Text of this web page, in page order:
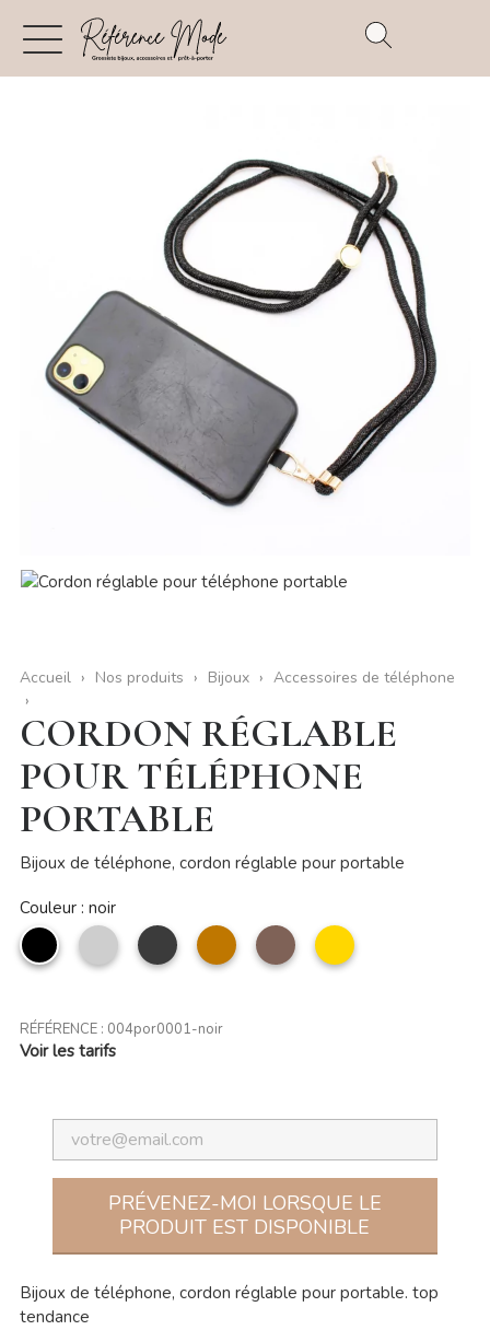
Accueil Nos produits Bijoux Accessoires de téléphone
CORDON RÉGLABLE
POUR TÉLÉPHONE
PORTABLE
Bijoux de téléphone, cordon réglable pour portable
Couleur : noir
noir Argent Anthracitecamel taupe Doré
RÉFÉRENCE : 004por0001-noir
Voir les tarifs
PRÉVENEZ-MOI LORSQUE LE
PRODUIT EST DISPONIBLE
Bijoux de téléphone, cordon réglable pour portable. top
tendance